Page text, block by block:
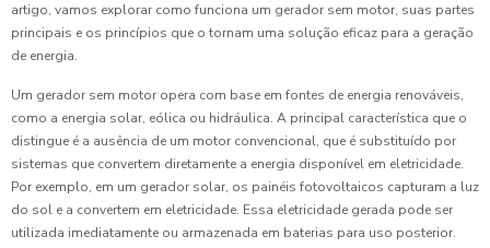
artigo, vamos explorar como funciona um gerador sem motor, suas partes
principais e os princípios que o tornam uma solução eficaz para a geração
de energia.
Um gerador sem motor opera com base em fontes de energia renováveis,
como a energia solar, eólica ou hidráulica. A principal característica que o
distingue é a ausência de um motor convencional, que é substituído por
sistemas que convertem diretamente a energia disponível em eletricidade.
Por exemplo, em um gerador solar, os painéis fotovoltaicos capturam a luz
do sol e a convertem em eletricidade. Essa eletricidade gerada pode ser
utilizada imediatamente ou armazenada em baterias para uso posterior.